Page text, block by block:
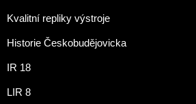
Kvalitní repliky výstroje
Historie Českobudějovicka
IR 18
LIR 8